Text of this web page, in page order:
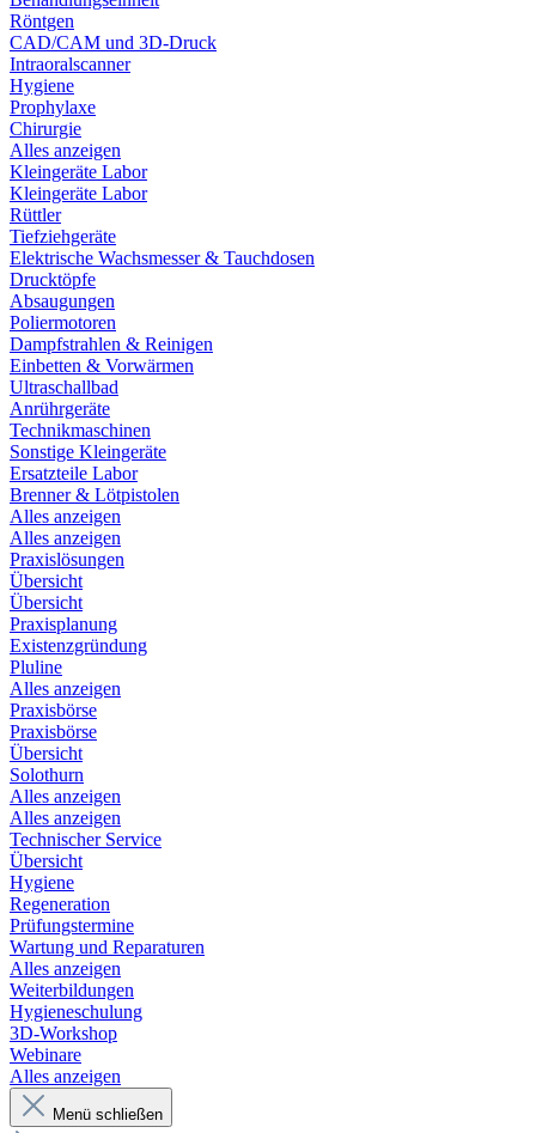
Röntgen
CAD/CAM und 3D-Druck
Intraoralscanner
Hygiene
Prophylaxe
Chirurgie
Alles anzeigen
Kleingeräte Labor
Kleingeräte Labor
Rüttler
Tiefziehgeräte
Elektrische Wachsmesser & Tauchdosen
Drucktöpfe
Absaugungen
Poliermotoren
Dampfstrahlen & Reinigen
Einbetten & Vorwärmen
Ultraschallbad
Anrührgeräte
Technikmaschinen
Sonstige Kleingeräte
Ersatzteile Labor
Brenner & Lötpistolen
Alles anzeigen
Alles anzeigen
Praxislösungen
Übersicht
Übersicht
Praxisplanung
Existenzgründung
Pluline
Alles anzeigen
Praxisbörse
Praxisbörse
Übersicht
Solothurn
Alles anzeigen
Alles anzeigen
Technischer Service
Übersicht
Hygiene
Regeneration
Prüfungstermine
Wartung und Reparaturen
Alles anzeigen
Weiterbildungen
Hygieneschulung
3D-Workshop
Webinare
Alles anzeigen
Menü schließen